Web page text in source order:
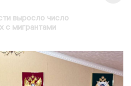
выросло число
с мигрантами